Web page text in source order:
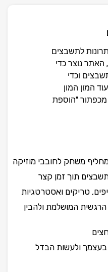
לתשבצים
האתר נוצר כדי
וכדי
המון המון
מכפתור "הוספת
משחק לחובבי מוזיקה
תוך זמן קצר
טריקים ואסטרטגיות
המושלמת ולהבין
בעצמך ולעשות הבדל